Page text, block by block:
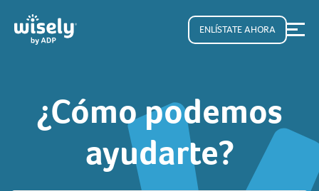
ENLÍSTATE AHORA
¿Cómo podemos
ayudarte?